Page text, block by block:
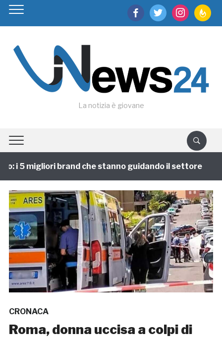
facebooktwitter instagram
La notizia è giovane
i 5 migliori brand che stanno guidando il settore
CRONACA
Roma, donna uccisa a colpi di